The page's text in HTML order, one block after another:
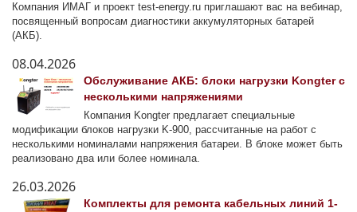
Компания ИМАГ и проект test-energy.ru приглашают вас на вебинар,
посвященный вопросам диагностики аккумуляторных батарей
(АКБ).
08.04.2026
Обслуживание АКБ: блоки нагрузки Kongter с
несколькими напряжениями
Компания Kongter предлагает специальные
модификации блоков нагрузки K-900, рассчитанные на работ с
несколькими номиналами напряжения батареи. В блоке может быть
реализовано два или более номинала.
26.03.2026
Комплекты для ремонта кабельных линий 1-